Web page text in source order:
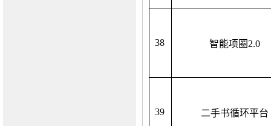
38 智能项圈2.0
39 二手书循环平台